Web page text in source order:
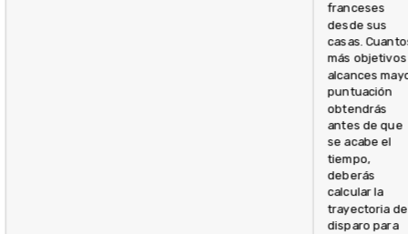
franceses
desde sus
casas.
más objetivos
alcances
puntuación
obtendrás
antes de que
se acabe el
tiempo,
deberás
calcular la
trayectoria de
disparo para